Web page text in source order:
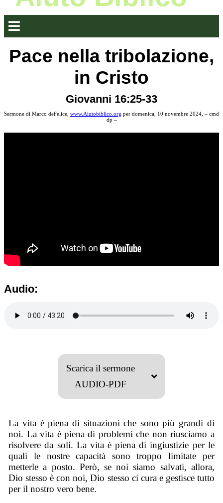
Pace nella tribolazione,
in Cristo
Giovanni 16:25-33
Sermone di Marco deFelice, www.Aiutobiblico.org per domenica, 10 novembre 2024, – cmd
dp –
Audio:
Scarica il sermone
AUDIO-PDF
La vita è piena di situazioni che sono più grandi di
noi. La vita è piena di problemi che non riusciamo a
risolvere da soli. La vita è piena di ingiustizie per le
quali le nostre capacità sono troppo limitate per
metterle a posto. Però, se noi siamo salvati, allora,
Dio stesso è con noi, Dio stesso ci cura e gestisce tutto
per il nostro vero bene.